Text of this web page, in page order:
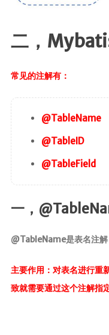
二，
常见的注解有：
@TableName
@TableID
@TableField
一，
@TableName是表名注解
主要作用：对表名进行重
致就需要通过这个注解指
JVM
Dom4j
Shiro
Mybatis
MybatisPlus
SpringData
版本控制